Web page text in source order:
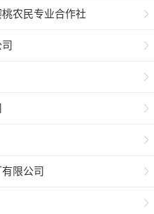
农民专业合作社
限公司